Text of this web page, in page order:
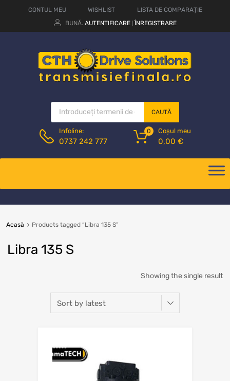
CONTUL MEU WISHLIST
LISTA DE COMPARAȚIE
BUNĂ. AUTENTIFICARE ÎNREGISTRARE
CAUTĂ
Infoline:
0737 242 777
Coșul meu
0,00 €
0
Acasă Products tagged “Libra 135 S”
Libra 135 S
Showing the single result